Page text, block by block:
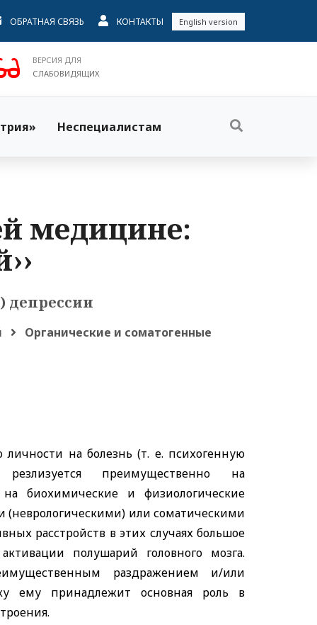
ОБРАТНАЯ СВЯЗЬ КОНТАКТЫ English version
ВЕРСИЯ ДЛЯ
СЛАБОВИДЯЩИХ
Неспециалистам
медицине:
депрессии
Органические и соматогенные
на болезнь (т. е. психогенную
преимущественно на
биохимические и физиологические
(неврологическими) или соматическими
расстройств в этих случаях большое
полушарий головного мозга.
раздражением и/или
ему принадлежит основная роль в